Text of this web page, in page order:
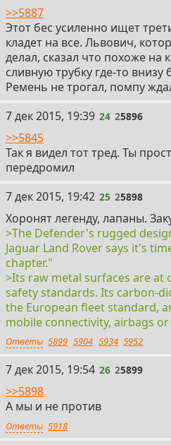
>>5887
Этот бес усиленно ищет
кладет на все. Львович,
делал, сказал что похоже на
сливную трубку где-то внизу
Ремень не трогал, помпу
24
7 дек 2015, 19:39 24 25896
>>5845
Так я видел тот тред. Ты
передромил
25
7 дек 2015, 19:42 25 25898
Хоронят легенду, лапаны.
>The Defender's rugged
Jaguar Land Rover says it's
chapter."
>Its raw metal surfaces are at
safety standards. Its carbon-
the European fleet standard,
mobile connectivity, airbags
Ответы 5899 5904 5934 5952
26
7 дек 2015, 19:54 26 25899
>>5898
А мы и не против
Ответы 5918